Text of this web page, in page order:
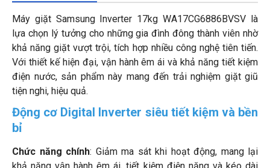
Máy giặt Samsung Inverter 17kg WA17CG6886BVSV là
lựa chọn lý tưởng cho những gia đình đông thành viên nhờ
khả năng giặt vượt trội, tích hợp nhiều công nghệ tiên tiến.
Với thiết kế hiện đại, vận hành êm ái và khả năng tiết kiệm
điện nước, sản phẩm này mang đến trải nghiệm giặt giũ
tiện nghi, hiệu quả.
Động cơ Digital Inverter siêu tiết kiệm và bền
bỉ
Chức năng chính: Giảm ma sát khi hoạt động, mang lại